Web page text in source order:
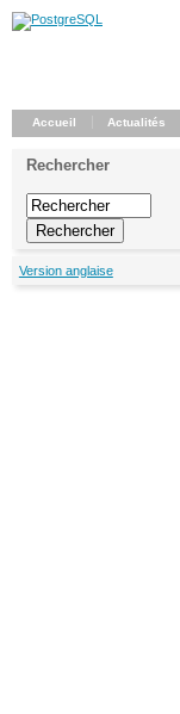
Accueil Actualités
Rechercher
Version anglaise